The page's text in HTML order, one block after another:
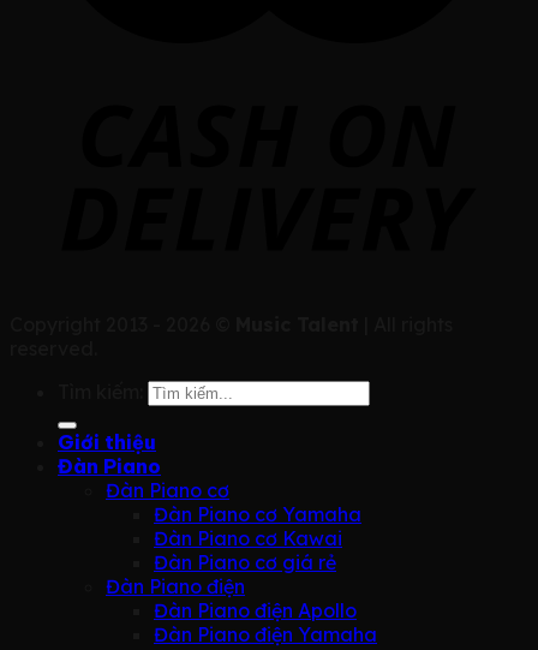
Giới thiệu
Đàn Piano
Đàn Piano cơ
Đàn Piano cơ Yamaha
Đàn Piano cơ Kawai
Đàn Piano cơ giá rẻ
Đàn Piano điện
Đàn Piano điện Apollo
Đàn Piano điện Yamaha